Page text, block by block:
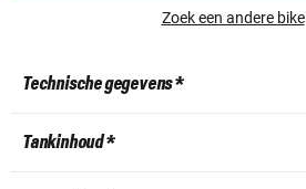
Zoek een andere bike
Technische gegevens *
Tankinhoud *